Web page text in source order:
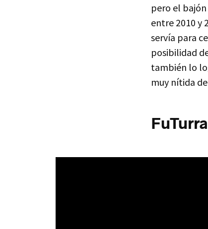
pero el
entre 2010 y
servía para
posibilidad
también lo
muy nítida